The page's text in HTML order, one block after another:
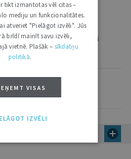
– 24 h/7 d.
un 2000 autoru
un ikgadējie grāmatžurnāli
– piezīmes, citāti, mapes
tikt izmantotas vēl citas –
mediju un funkcionalitātes.
atveriet "Pielāgot izvēli". Jūs
brīdī mainīt savu izvēli,
vietnē. Plašāk – sīkdatņu
politikā.
VISAS
IZVĒLI